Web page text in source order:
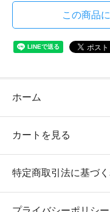
この商品
ホーム
カートを見る
特定商取引法に基づ